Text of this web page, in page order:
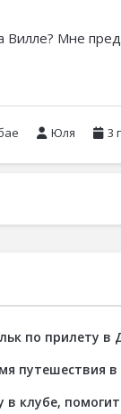
Мне
Юля 3
по прилету в
путешествия
клубе,